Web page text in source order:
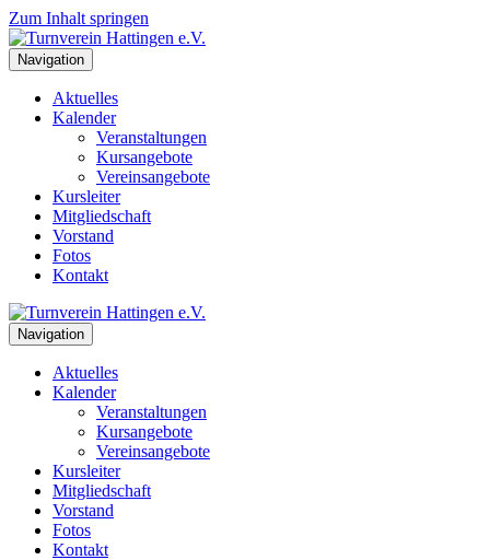
Zum Inhalt springen
Navigation
Aktuelles
Kalender
Veranstaltungen
Kursangebote
Vereinsangebote
Kursleiter
Mitgliedschaft
Vorstand
Fotos
Kontakt
Navigation
Aktuelles
Kalender
Veranstaltungen
Kursangebote
Vereinsangebote
Kursleiter
Mitgliedschaft
Vorstand
Fotos
Kontakt